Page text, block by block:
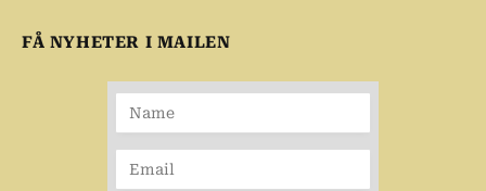
FÅ NYHETER I MAILEN